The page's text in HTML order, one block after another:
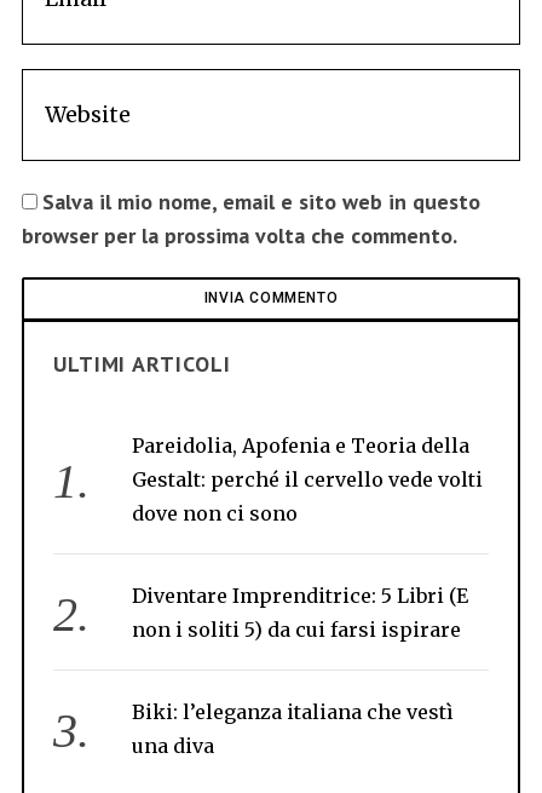
Salva il mio nome, email e sito web in questo
browser per la prossima volta che commento.
ULTIMI ARTICOLI
Pareidolia, Apofenia e Teoria della
Gestalt: perché il cervello vede volti
dove non ci sono
Diventare Imprenditrice: 5 Libri (E
non i soliti 5) da cui farsi ispirare
Biki: l’eleganza italiana che vestì
una diva